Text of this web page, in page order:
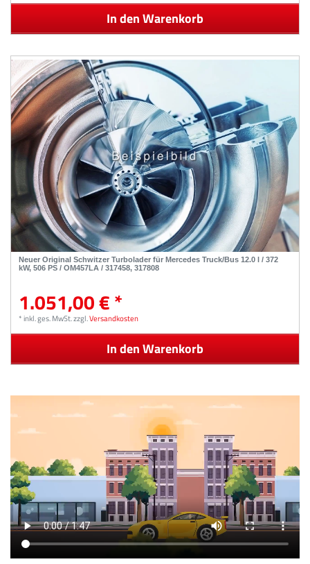
In den Warenkorb
Neuer Original Schwitzer Turbolader für Mercedes Truck/Bus 12.0 l / 372
kW, 506 PS / OM457LA / 317458, 317808
1.051,00 € *
*inkl. ges. MwSt.zzgl.Versandkosten
In den Warenkorb